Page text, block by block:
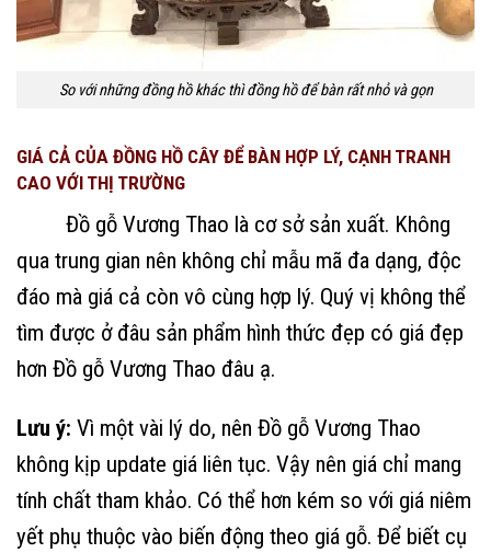
So với những đồng hồ khác thì đồng hồ để bàn rất nhỏ và gọn
GIÁ CẢ CỦA ĐỒNG HỒ CÂY ĐỂ BÀN HỢP LÝ, CẠNH TRANH
CAO VỚI THỊ TRƯỜNG
Đồ gỗ Vương Thao là cơ sở sản xuất. Không
qua trung gian nên không chỉ mẫu mã đa dạng, độc
đáo mà giá cả còn vô cùng hợp lý. Quý vị không thể
tìm được ở đâu sản phẩm hình thức đẹp có giá đẹp
hơn Đồ gỗ Vương Thao đâu ạ.
Lưu ý: Vì một vài lý do, nên Đồ gỗ Vương Thao
không kịp update giá liên tục. Vậy nên giá chỉ mang
tính chất tham khảo. Có thể hơn kém so với giá niêm
yết phụ thuộc vào biến động theo giá gỗ. Để biết cụ